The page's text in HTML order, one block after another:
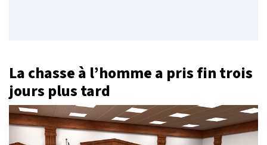
La chasse à l’homme a pris fin trois
jours plus tard